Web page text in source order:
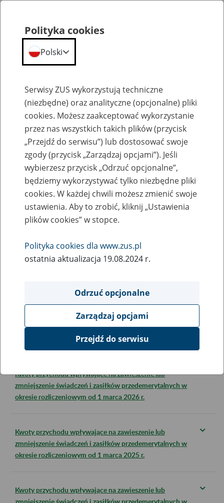
Wskaźniki
Emerytury i renty
Treśćkomunikatów i obwieszczeń prezesa ZUSjest zamieszczana
na stronie www.zus.pl dopiero po opublikowaniu ich w "
Dodatki do emerytur i rent
Kwoty przychodu wpływające na zawieszenie lub
zmniejszenie świadczeń i zasiłków przedemerytalnych w
okresie rozliczeniowym od 1 marca 2026 r.
Kwoty przychodu wpływające na zawieszenie lub
zmniejszenie świadczeń i zasiłków przedemerytalnych w
okresie rozliczeniowym od 1 marca 2025 r.
Kwoty przychodu wpływające na zawieszenie lub
zmniejszenie świadczeń i zasiłków przedemerytalnych w
Polityka cookies
Polski
Serwisy ZUS wykorzystują techniczne
(niezbędne) oraz analityczne (opcjonalne) pliki
cookies. Możesz zaakceptować wykorzystanie
przez nas wszystkich takich plików (przycisk
„Przejdź do serwisu”) lub dostosować swoje
zgody (przycisk „Zarządzaj opcjami”). Jeśli
wybierzesz przycisk „Odrzuć opcjonalne”,
będziemy wykorzystywać tylko niezbędne pliki
cookies. W każdej chwili możesz zmienić swoje
ustawienia. Aby to zrobić, kliknij „Ustawienia
plików cookies” w stopce.
Polityka cookies dla www.zus.pl
ostatnia aktualizacja 19.08.2024 r.
Odrzuć opcjonalne
Zarządzaj opcjami
Przejdź do serwisu